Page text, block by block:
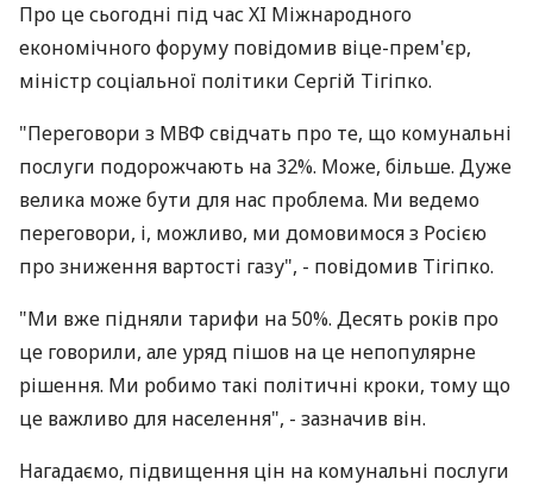
Про це сьогодні під час XI Міжнародного
економічного форуму повідомив віце-прем'єр,
міністр соціальної політики Сергій Тігіпко.
"Переговори з МВФ свідчать про те, що комунальні
послуги подорожчають на 32%. Може, більше. Дуже
велика може бути для нас проблема. Ми ведемо
переговори, і, можливо, ми домовимося з Росією
про зниження вартості газу", - повідомив Тігіпко.
"Ми вже підняли тарифи на 50%. Десять років про
це говорили, але уряд пішов на це непопулярне
рішення. Ми робимо такі політичні кроки, тому що
це важливо для населення", - зазначив він.
Нагадаємо, підвищення цін на комунальні послуги